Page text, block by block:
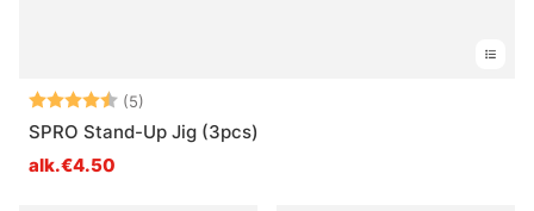
Arvio: (5)
SPRO Stand-Up Jig (3pcs)
alk.€4.50